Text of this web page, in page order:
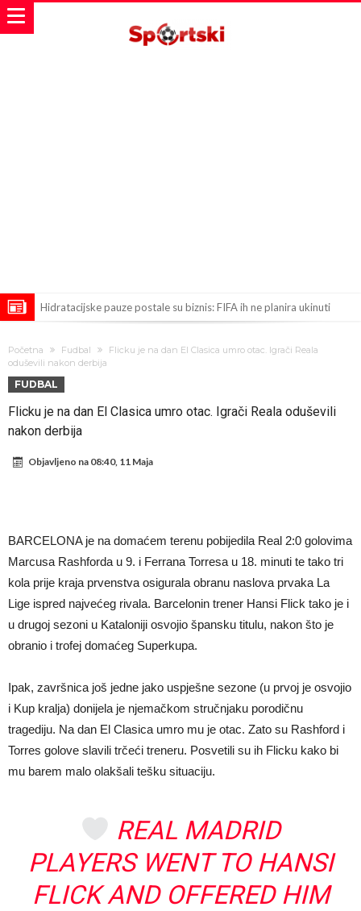
Hidratacijske pauze postale su biznis: FIFA ih ne planira ukinuti
Atletika?!
Ovo se Novaku nikad nije dešavalo: Sinner i Alcaraz odustaju, a
Zverev se odmah “raspao”
Infantino imao ljubavnicu: Isplivale skandalozne informacije, dobila je
novac od UEFA
Mourinho uvodi strogu disciplinu u Real Madrid. Ovo su tri nova
Početna Fudbal
Flicku je na dan El Clasica umro otac. Igrači Reala
oduševili nakon derbija
FUDBAL
Flicku je na dan El Clasica umro otac. Igrači Reala oduševili
nakon derbija
Objavljeno na 08:40, 11 Maja
BARCELONA je na domaćem terenu pobijedila Real 2:0 golovima
Marcusa Rashforda u 9. i Ferrana Torresa u 18. minuti te tako tri
kola prije kraja prvenstva osigurala obranu naslova prvaka La
Lige ispred najvećeg rivala. Barcelonin trener Hansi Flick tako je i
u drugoj sezoni u Kataloniji osvojio špansku titulu, nakon što je
obranio i trofej domaćeg Superkupa.
Ipak, završnica još jedne jako uspješne sezone (u prvoj je osvojio
i Kup kralja) donijela je njemačkom stručnjaku porodičnu
tragediju. Na dan El Clasica umro mu je otac. Zato su Rashford i
Torres golove slavili trčeći treneru. Posvetili su ih Flicku kako bi
mu barem malo olakšali tešku situaciju.
REAL MADRID
PLAYERS WENT TO HANSI
FLICK AND OFFERED HIM